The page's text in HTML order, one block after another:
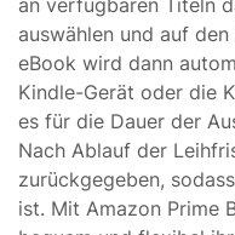
an verfügbaren Titeln
auswählen und auf den
eBook wird dann
Kindle-Gerät oder die
es für die Dauer der
Nach Ablauf der
zurückgegeben,
ist. Mit Amazon Prime